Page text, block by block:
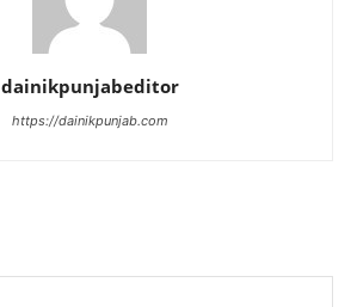
dainikpunjabeditor
https://dainikpunjab.com